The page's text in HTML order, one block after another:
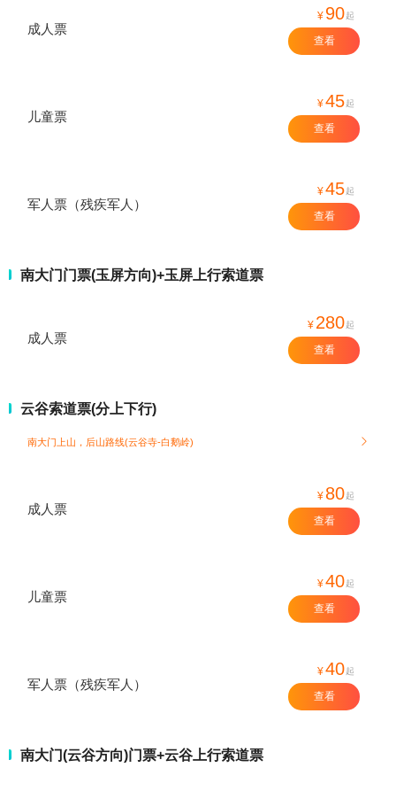
成人票
¥ 90起
查看
儿童票
¥45起
查看
军人票（残疾军人）
¥45起
查看
南大门门票(玉屏方向)+玉屏上行索道票
成人票
¥ 280起
查看
云谷索道票(分上下行)
南大门上山，后山路线(云谷寺-白鹅岭) 
成人票
¥ 80起
查看
儿童票
¥40起
查看
军人票（残疾军人）
¥40起
查看
南大门(云谷方向)门票+云谷上行索道票